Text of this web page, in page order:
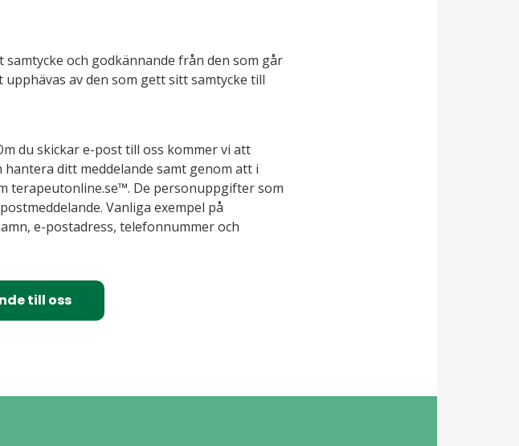
och godkännande från den som går
av den som gett sitt samtycke till
du skickar e-post till oss kommer vi att
ditt meddelande samt genom att i
terapeutonline.se™. De personuppgifter som
Vanliga exempel på
e-postadress, telefonnummer och
till oss